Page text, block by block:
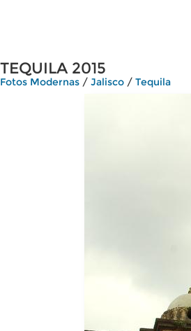
TEQUILA 2015
Fotos Modernas / Jalisco / Tequila